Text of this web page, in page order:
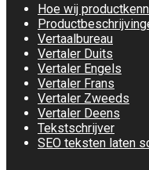
Hoe wij
Vertaalbureau
Vertaler Duits
Vertaler Engels
Vertaler Frans
Vertaler Zweeds
Vertaler Deens
Tekstschrijver
SEO teksten laten